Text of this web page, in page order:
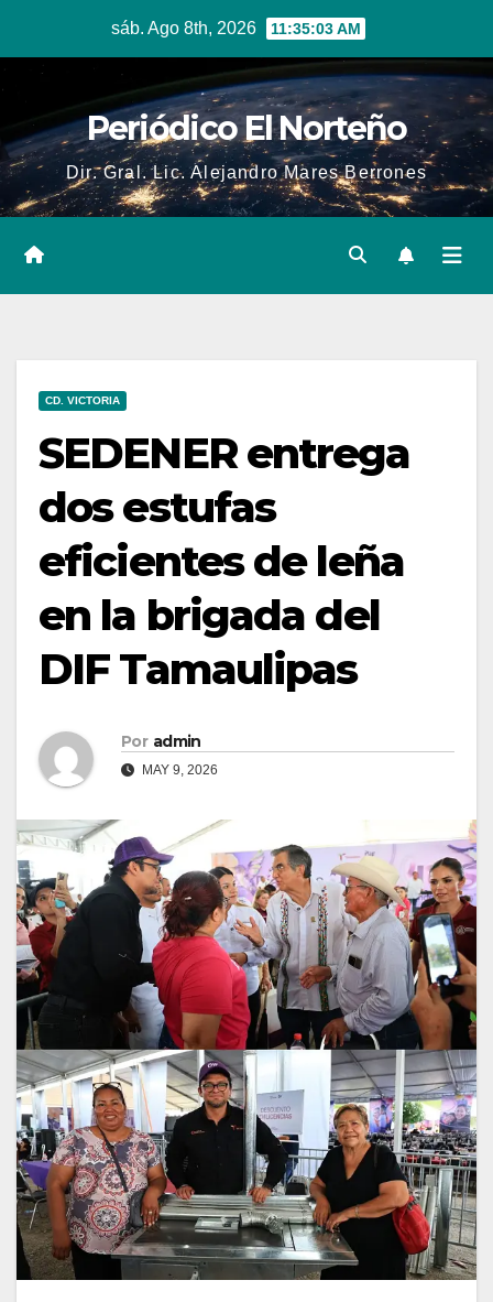
sáb. Ago 8th, 2026 11:35:04 AM
Periódico El Norteño
Dir. Gral. Lic. Alejandro Mares Berrones
CD. VICTORIA
SEDENER entrega
dos estufas
eficientes de leña
en la brigada del
DIF Tamaulipas
Por admin
MAY 9, 2026